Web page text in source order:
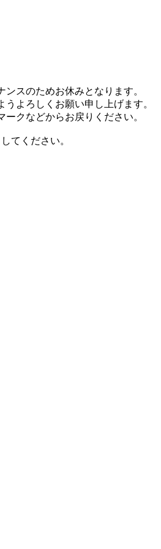
スのためお休みとなります。
よろしくお願い申し上げます。
クなどからお戻りください。
てください。